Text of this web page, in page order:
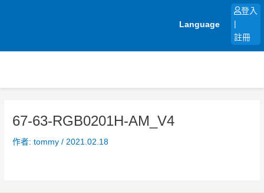
Language
登入
註冊
67-63-RGB0201H-AM_V4
作者:tommy/ 2021.02.18